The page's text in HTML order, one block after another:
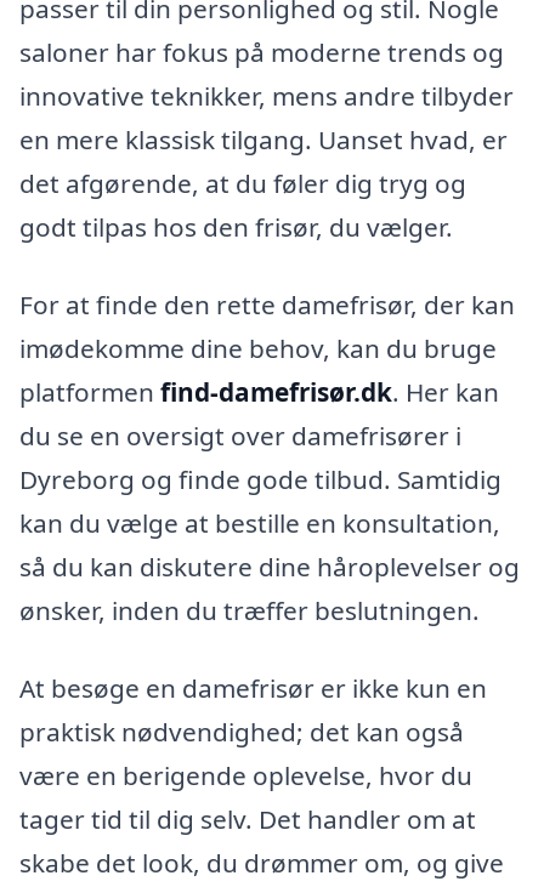
passer til din personlighed og stil. Nogle
saloner har fokus på moderne trends og
innovative teknikker, mens andre tilbyder
en mere klassisk tilgang. Uanset hvad, er
det afgørende, at du føler dig tryg og
godt tilpas hos den frisør, du vælger.
For at finde den rette damefrisør, der kan
imødekomme dine behov, kan du bruge
platformen find-damefrisør.dk. Her kan
du se en oversigt over damefrisører i
Dyreborg og finde gode tilbud. Samtidig
kan du vælge at bestille en konsultation,
så du kan diskutere dine håroplevelser og
ønsker, inden du træffer beslutningen.
At besøge en damefrisør er ikke kun en
praktisk nødvendighed; det kan også
være en berigende oplevelse, hvor du
tager tid til dig selv. Det handler om at
skabe det look, du drømmer om, og give